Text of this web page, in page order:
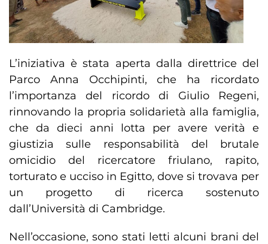
L’iniziativa è stata aperta dalla direttrice del
Parco Anna Occhipinti, che ha ricordato
l’importanza del ricordo di Giulio Regeni,
rinnovando la propria solidarietà alla famiglia,
che da dieci anni lotta per avere verità e
giustizia sulle responsabilità del brutale
omicidio del ricercatore friulano, rapito,
torturato e ucciso in Egitto, dove si trovava per
un progetto di ricerca sostenuto
dall’Università di Cambridge.
Nell’occasione, sono stati letti alcuni brani del